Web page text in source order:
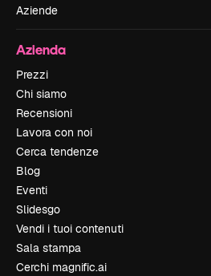
Aziende
Azienda
Prezzi
Chi siamo
Recensioni
Lavora con noi
Cerca tendenze
Blog
Eventi
Slidesgo
Vendi i tuoi contenuti
Sala stampa
Cerchi magnific.ai